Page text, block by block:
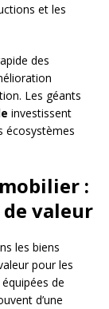
et les
des
Les géants
investissent
écosystèmes
:
valeur
les biens
pour les
de
d’une